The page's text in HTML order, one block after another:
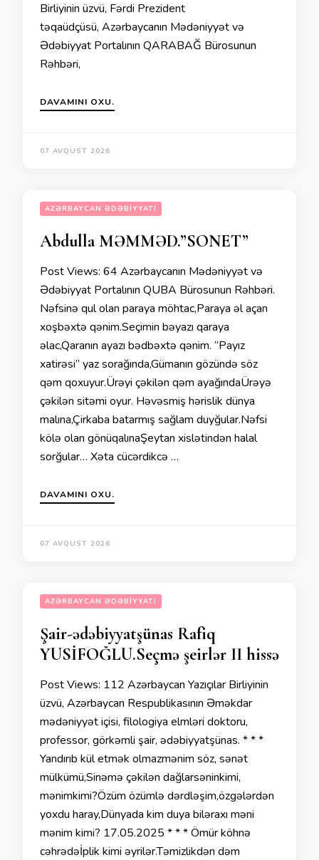
Birliyinin üzvü, Fərdi Prezident
təqaüdçüsü, Azərbaycanın Mədəniyyət və
Ədəbiyyat Portalının QARABAĞ Bürosunun
Rəhbəri,
DAVAMINI OXU.
07 AVQUST 2026
AZƏRBAYCAN ƏDƏBIYYATI
Abdulla MƏMMƏD.”SONET”
Post Views: 64 Azərbaycanın Mədəniyyət və
Ədəbiyyat Portalının QUBA Bürosunun Rəhbəri.
Nəfsinə qul olan paraya möhtac,Paraya əl açan
xoşbəxtə qənim.Seçimin bəyazı qaraya
əlac,Qaranın ayazı bədbəxtə qənim. “Payız
xatirəsi” yaz sorağında,Gümanın gözündə söz
qəm qoxuyur.Ürəyi çəkilən qəm ayağındaÜrəyə
çəkilən sitəmi oyur. Həvəsmiş hərislik dünya
malına,Çirkaba batarmış sağlam duyğular.Nəfsi
kölə olan gönüqalınaŞeytan xislətindən halal
sorğular… Xəta cücərdikcə …
DAVAMINI OXU.
07 AVQUST 2026
AZƏRBAYCAN ƏDƏBIYYATI
Şair-ədəbiyyatşünas Rafiq
YUSİFOĞLU.Seçmə şeirlər II hissə
Post Views: 112 Azərbaycan Yazıçılar Birliyinin
üzvü, Azərbaycan Respublikasının Əməkdar
mədəniyyət içisi, filologiya elmləri doktoru,
professor, görkəmli şair, ədəbiyyatşünas. * * *
Yandırıb kül etmək olmazmənim söz, sənət
mülkümü,Sinəmə çəkilən dağlarsəninkimi,
mənimkimi?Özüm özümlə dərdləşim,özgələrdən
yoxdu haray,Dünyada kim duya biləraxı məni
mənim kimi? 17.05.2025 * * * Ömür köhnə
cəhrədəİplik kimi əyrilər.Təmizlikdən dəm